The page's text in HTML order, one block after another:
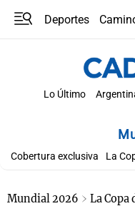
Deportes
Lo Último
Cobertura exclusiva La
Mundial 2026 La Copa